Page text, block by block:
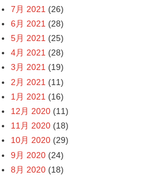
7月 2021 (26)
6月 2021 (28)
5月 2021 (25)
4月 2021 (28)
3月 2021 (19)
2月 2021 (11)
1月 2021 (16)
12月 2020 (11)
11月 2020 (18)
10月 2020 (29)
9月 2020 (24)
8月 2020 (18)